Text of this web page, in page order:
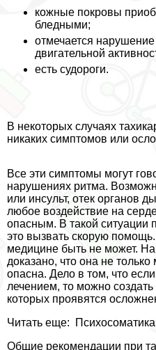
кожные покровы
бледными;
отмечается нарушение
двигательной
есть судороги.
В некоторых случаях
никаких симптомов или
Все эти симптомы могут
нарушениях ритма.
или инсульт, отек органов
любое воздействие на
опасным. В такой ситуации
это вызвать скорую
медицине быть не может. На
доказано, что она не
опасна. Дело в том, что
лечением, то можно
которых проявятся
Читать еще:
Общие рекомендации при